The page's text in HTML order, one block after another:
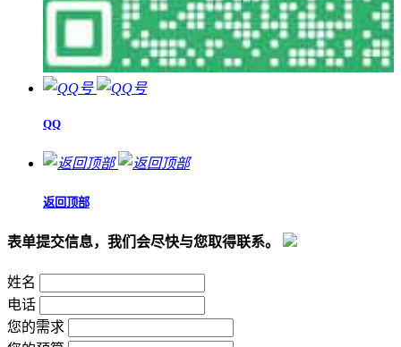
QQ
返回顶部
表单提交信息，我们会尽快与您取得联系。
姓名
电话
您的需求